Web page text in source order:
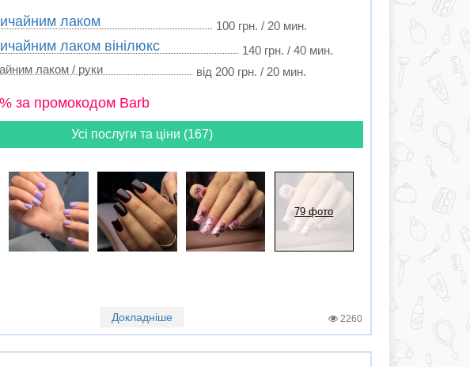
лаком 100 грн. / 20 мин.
лаком вінілюкс
140 грн. / 40 мин.
лаком / руки
від 200 грн. / 20 мин.
за промокодом Barb
Усі послуги та ціни (167)
79 фото
Докладніше 2260